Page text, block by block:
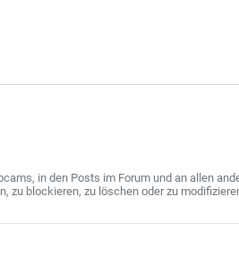
in den Posts im Forum und an allen
zu blockieren, zu löschen oder zu